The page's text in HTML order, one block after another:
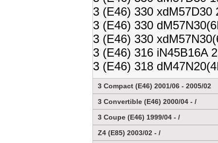
3 (E46) 330 xdM57D30
3 (E46) 330
3 (E46) 330
3 (E46) 316 iN45B16A
3 (E46) 318
3 Compact (E46) 2001/06 - 2005/02
3 Convertible (E46) 2000/04 - /
3 Coupe (E46) 1999/04 - /
Z4 (E85) 2003/02 - /